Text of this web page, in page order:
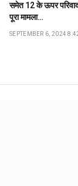
समेत 12 के ऊपर
पूरा मामला…
SEPTEMBER 6, 2024